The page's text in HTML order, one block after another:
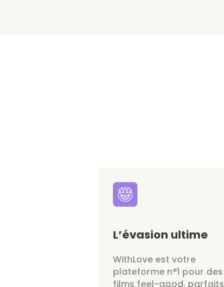
L’évasion ultime
WithLove est votre
plateforme n°1 pour des
films feel-good, parfaits